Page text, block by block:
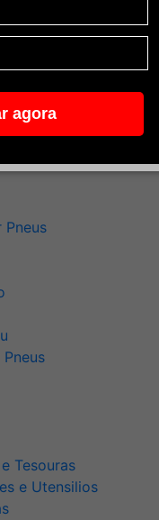
agora
Alumínio)
Pneus
Tesouras
e Utensilios